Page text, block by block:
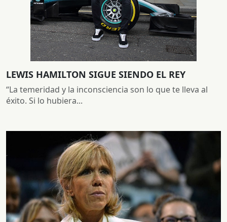
LEWIS HAMILTON SIGUE SIENDO EL REY
“La temeridad y la inconsciencia son lo que te lleva al
éxito. Si lo hubiera...